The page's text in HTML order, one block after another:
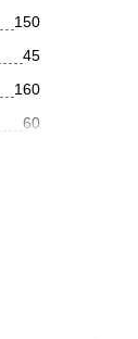
150
45
160
60